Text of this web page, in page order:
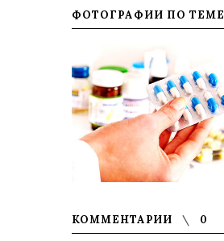
ФОТОГРАФИИ ПО ТЕМЕ
КОММЕНТАРИИ 0